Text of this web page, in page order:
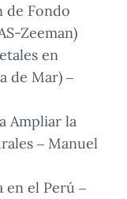
de Fondo
Zeeman)
en
de Mar) –
Ampliar la
– Manuel
en el Perú –